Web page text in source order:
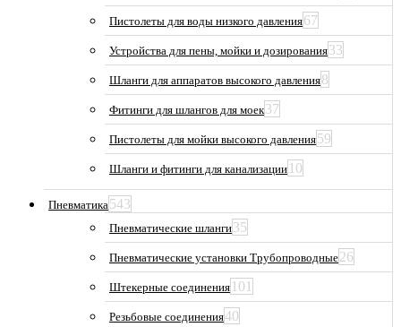
Пистолеты для воды низкого давления67
Устройства для пены, мойки и дозирования33
Шланги для аппаратов высокого давления8
Фитинги для шлангов для моек37
Пистолеты для мойки высокого давления59
Шланги и фитинги для канализации 10
Пневматика543
Пневматические шланги35
Пневматические установки Трубопроводные26
Штекерные соединения 101
Резьбовые соединения40